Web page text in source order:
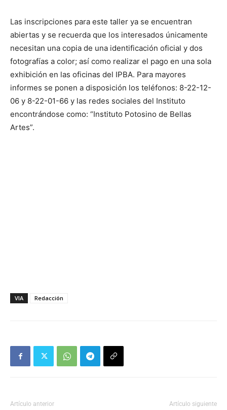
Las inscripciones para este taller ya se encuentran
abiertas y se recuerda que los interesados únicamente
necesitan una copia de una identificación oficial y dos
fotografías a color; así como realizar el pago en una sola
exhibición en las oficinas del IPBA. Para mayores
informes se ponen a disposición los teléfonos: 8-22-12-
06 y 8-22-01-66 y las redes sociales del Instituto
encontrándose como: “Instituto Potosino de Bellas
Artes”.
VIA Redacción
Artículo anterior Artículo siguiente